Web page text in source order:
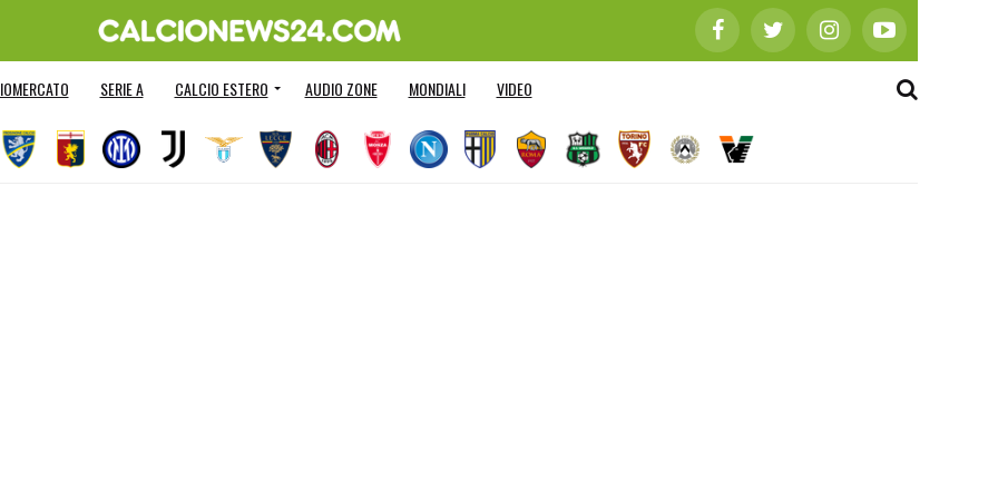
SERIE A CALCIO ESTERO AUDIO ZONE MONDIALI VIDEO